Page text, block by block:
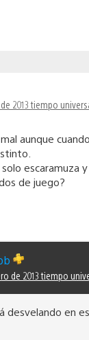
2013 tiempo
aunque
escaramuza
de juego?
de 2013 tiempo
desvelando en